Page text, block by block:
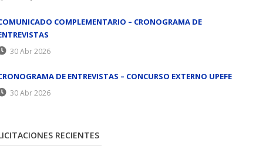
COMPLEMENTARIO – CRONOGRAMA DE
30 Abr 2026
DE ENTREVISTAS – CONCURSO EXTERNO UPEFE
30 Abr 2026
RECIENTES